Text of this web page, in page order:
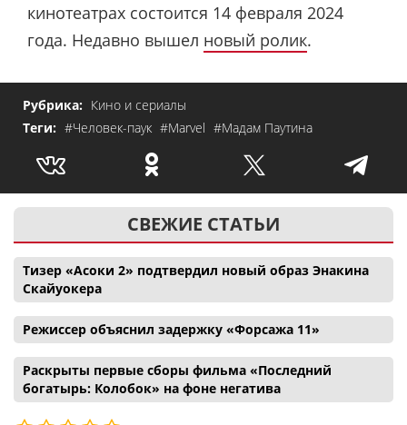
кинотеатрах состоится 14 февраля 2024
года. Недавно вышел новый ролик.
Рубрика: Кино и сериалы
Теги: #Человек-паук #Marvel #Мадам Паутина
СВЕЖИЕ СТАТЬИ
Тизер «Асоки 2» подтвердил новый образ Энакина
Скайуокера
Режиссер объяснил задержку «Форсажа 11»
Раскрыты первые сборы фильма «Последний
богатырь: Колобок» на фоне негатива